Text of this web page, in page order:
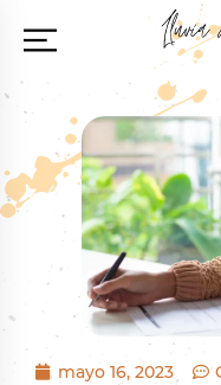
mayo 16, 2023